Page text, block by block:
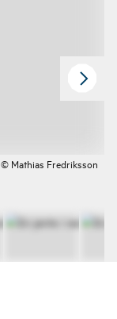
© Mathias Fredriksson